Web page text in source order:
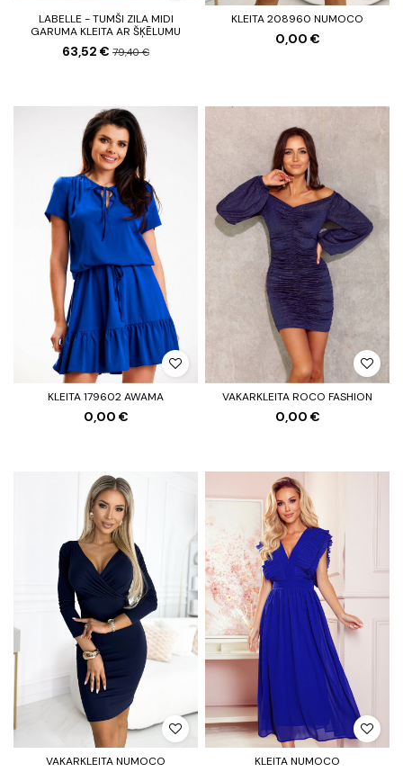
LABELLE - TUMŠI ZILA MIDI
GARUMA KLEITA AR ŠĶĒLUMU
63,52 € 79,40 €
KLEITA 208960 NUMOCO
0,00 €
KLEITA 179602 AWAMA
0,00 €
VAKARKLEITA ROCO FASHION
0,00 €
VAKARKLEITA NUMOCO KLEITA NUMOCO